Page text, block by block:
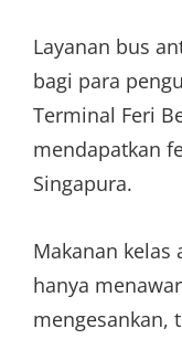
Layanan bus
bagi para
Terminal Feri
mendapatkan
Singapura.
Makanan
hanya
mengesankan,